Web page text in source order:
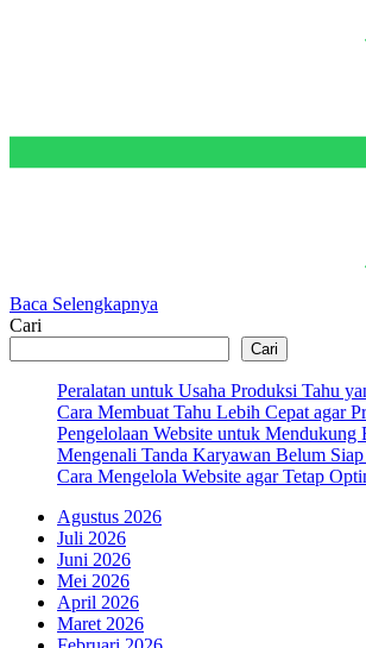
Baca Selengkapnya
Cari
Cari
Peralatan untuk Usaha Produksi Tahu
Cara Membuat Tahu Lebih Cepat agar
Pengelolaan Website untuk Mendukung
Mengenali Tanda Karyawan Belum Siap
Cara Mengelola Website agar Tetap
Agustus 2026
Juli 2026
Juni 2026
Mei 2026
April 2026
Maret 2026